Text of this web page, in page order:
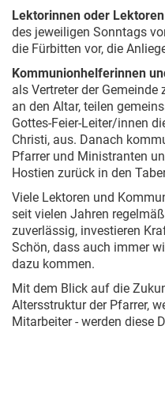
Lektorinnen oder Lektoren
des jeweiligen Sonntags
die Fürbitten vor, die
Kommunionhelferinnen
als Vertreter der Gemeinde
an den Altar, teilen
Gottes-Feier-Leiter/innen
Christi, aus. Danach
Pfarrer und Ministranten
Hostien zurück in den
Viele Lektoren und
seit vielen Jahren
zuverlässig, investieren
Schön, dass auch immer
dazu kommen.
Mit dem Blick auf die
Altersstruktur der Pfarrer,
Mitarbeiter - werden diese